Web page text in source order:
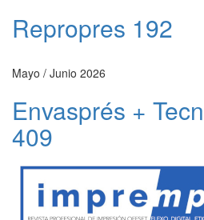
Repropres 192
Mayo / Junio 2026
Envasprés +
409